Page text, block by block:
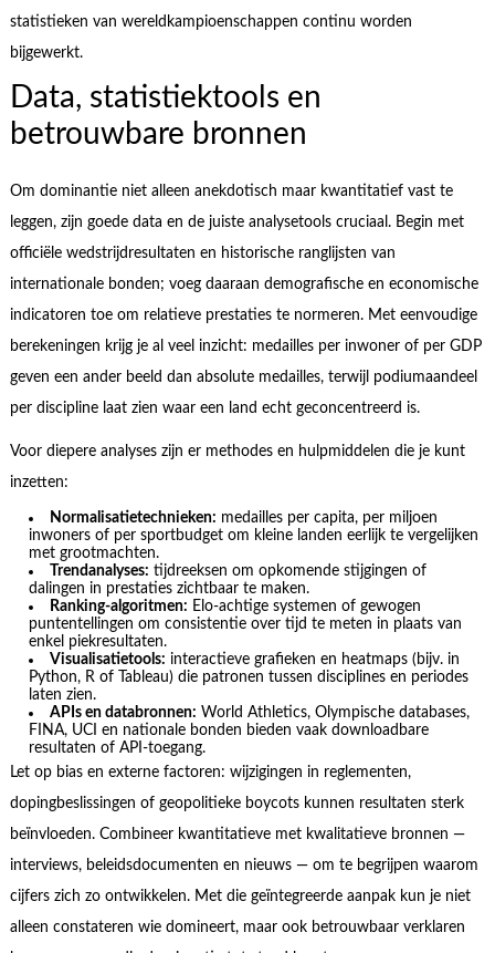
statistieken van wereldkampioenschappen continu worden
bijgewerkt.
Data, statistiektools en
betrouwbare bronnen
Om dominantie niet alleen anekdotisch maar kwantitatief vast te
leggen, zijn goede data en de juiste analysetools cruciaal. Begin met
officiële wedstrijdresultaten en historische ranglijsten van
internationale bonden; voeg daaraan demografische en economische
indicatoren toe om relatieve prestaties te normeren. Met eenvoudige
berekeningen krijg je al veel inzicht: medailles per inwoner of per GDP
geven een ander beeld dan absolute medailles, terwijl podiumaandeel
per discipline laat zien waar een land echt geconcentreerd is.
Voor diepere analyses zijn er methodes en hulpmiddelen die je kunt
inzetten:
Normalisatietechnieken: medailles per capita, per miljoen
inwoners of per sportbudget om kleine landen eerlijk te vergelijken
met grootmachten.
Trendanalyses: tijdreeksen om opkomende stijgingen of
dalingen in prestaties zichtbaar te maken.
Ranking-algoritmen: Elo-achtige systemen of gewogen
puntentellingen om consistentie over tijd te meten in plaats van
enkel piekresultaten.
Visualisatietools: interactieve grafieken en heatmaps (bijv. in
Python, R of Tableau) die patronen tussen disciplines en periodes
laten zien.
APIs en databronnen: World Athletics, Olympische databases,
FINA, UCI en nationale bonden bieden vaak downloadbare
resultaten of API-toegang.
Let op bias en externe factoren: wijzigingen in reglementen,
dopingbeslissingen of geopolitieke boycots kunnen resultaten sterk
beïnvloeden. Combineer kwantitatieve met kwalitatieve bronnen —
interviews, beleidsdocumenten en nieuws — om te begrijpen waarom
cijfers zich zo ontwikkelen. Met die geïntegreerde aanpak kun je niet
alleen constateren wie domineert, maar ook betrouwbaar verklaren